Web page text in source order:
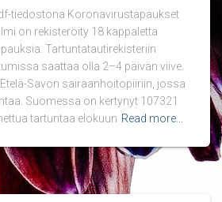
tiedostona Koronavirustapaukset
on rekisteröity 18 kappaletta
Tartuntatautirekisteriin
saattaa olla 2–4 päivän viive.
Savon sairaanhoitopiiriin, jossa
Suomessa on kertynyt 107321
tartuntaa elokuun Read more…